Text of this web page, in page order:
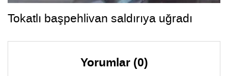
Tokatlı başpehlivan saldırıya uğradı
Yorumlar (0)